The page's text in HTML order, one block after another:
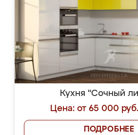
Кухня "Сочный
Цена: от 65 000
ПОДРОБНЕЕ